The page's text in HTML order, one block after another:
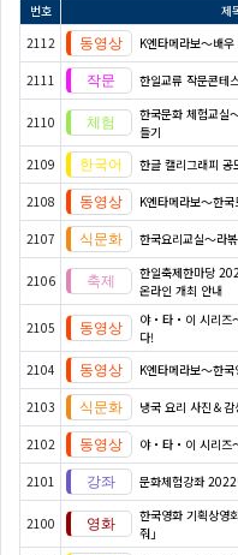
번호 제
2112
K엔타메라보～배
2111 한일교류 작문콘테
2110
한국문화 체험교실
들기
2109 한글 캘리그래피
2108 K엔타메라보～한국
2107 한국요리교실〜라
2106
한일축제한마당
온라인 개최 안내
2105
야・타・이 시리
다!
2104 K엔타메라보～한국
2103 냉국 요리 사진＆
2102 야・타・이 시리
2101 문화체험강좌
2100
한국영화 기획상영
줘」